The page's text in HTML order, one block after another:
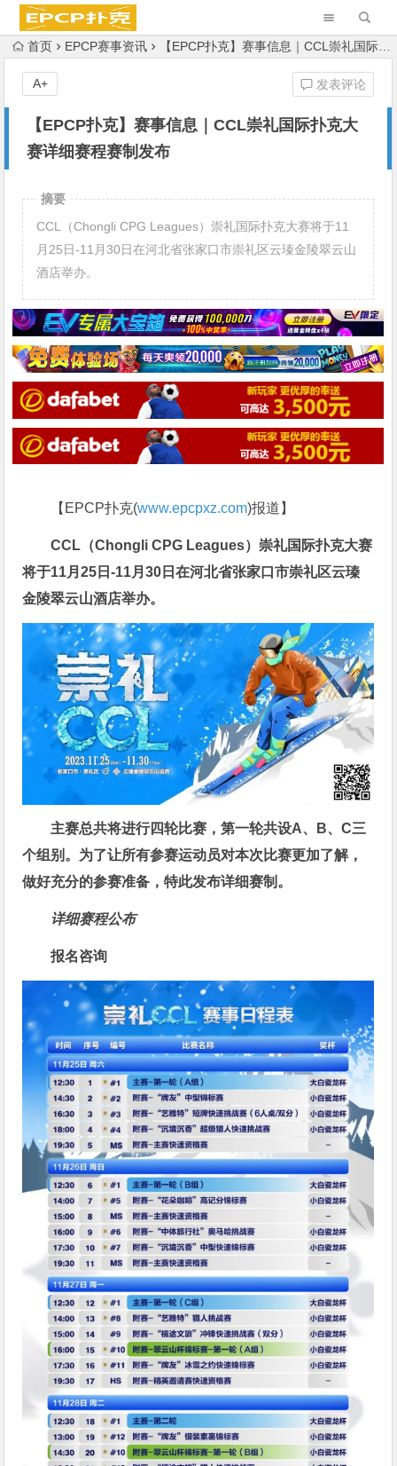
首页 EPCP赛事资讯 【EPCP扑克】赛事信息｜CCL崇礼国际扑克大赛详细赛程赛制发布
【EPCP扑克】赛事信息｜CCL崇礼国际扑克大
赛详细赛程赛制发布
发表评论
A+
摘要
CCL（Chongli CPG Leagues）崇礼国际扑克大赛将于11
月25日-11月30日在河北省张家口市崇礼区云瑧金陵翠云山
酒店举办。
【EPCP扑克(www.epcpxz.com)报道】
CCL（Chongli CPG Leagues）崇礼国际扑克大赛
将于11月25日-11月30日在河北省张家口市崇礼区云瑧
金陵翠云山酒店举办。
主赛总共将进行四轮比赛，第一轮共设A、B、C三
个组别。为了让所有参赛运动员对本次比赛更加了解，
做好充分的参赛准备，特此发布详细赛制。
详细赛程公布
报名咨询